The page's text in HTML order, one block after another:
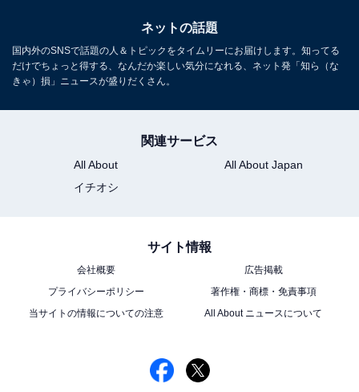
ネットの話題
国内外のSNSで話題の人＆トピックをタイムリーにお届けします。知ってる
だけでちょっと得する、なんだか楽しい気分になれる、ネット発「知ら（な
きゃ）損」ニュースが盛りだくさん。
関連サービス
All About
All About Japan
イチオシ
サイト情報
会社概要
広告掲載
プライバシーポリシー
著作権・商標・免責事項
当サイトの情報についての注意
All About ニュースについて